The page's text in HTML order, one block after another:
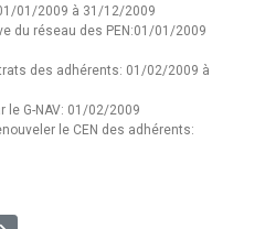
01/2009 à 31/12/2009
du réseau des PEN:01/01/2009
des adhérents: 01/02/2009 à
le G-NAV: 01/02/2009
le CEN des adhérents: